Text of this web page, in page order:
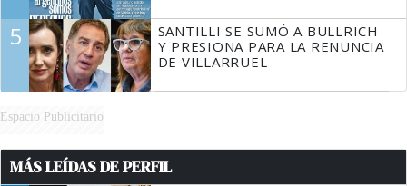
5
SANTILLI SE SUMÓ A BULLRICH
Y PRESIONA PARA LA RENUNCIA
DE VILLARRUEL
Espacio Publicitario
MÁS LEÍDAS DE PERFIL